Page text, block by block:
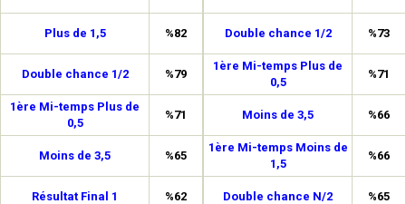
Plus de 1,5 %82
Double chance 1/2 %79
1ère Mi-temps Plus de
0,5
%71
Moins de 3,5 %65
Résultat Final 1 %62
Double chance 1/2 %73
1ère Mi-temps Plus de
0,5
%71
Moins de 3,5 %66
1ère Mi-temps Moins de
1,5
%66
Double chance N/2 %65